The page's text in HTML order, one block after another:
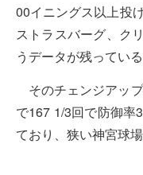
00イニングス以上投
ストラスバーグ、ク
うデータが残っている
そのチェンジアッ
で167 1/3回で防御率
ており、狭い神宮球